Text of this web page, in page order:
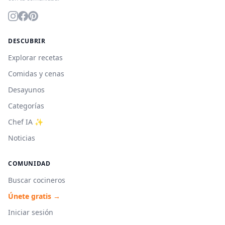
DESCUBRIR
Explorar recetas
Comidas y cenas
Desayunos
Categorías
Chef IA ✨
Noticias
COMUNIDAD
Buscar cocineros
Únete gratis →
Iniciar sesión